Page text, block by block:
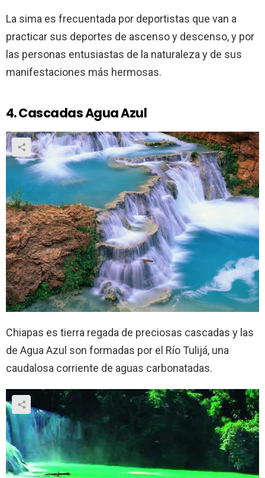
La sima es frecuentada por deportistas que van a
practicar sus deportes de ascenso y descenso, y por
las personas entusiastas de la naturaleza y de sus
manifestaciones más hermosas.
4. Cascadas Agua Azul
Chiapas es tierra regada de preciosas cascadas y las
de Agua Azul son formadas por el Río Tulijá, una
caudalosa corriente de aguas carbonatadas.